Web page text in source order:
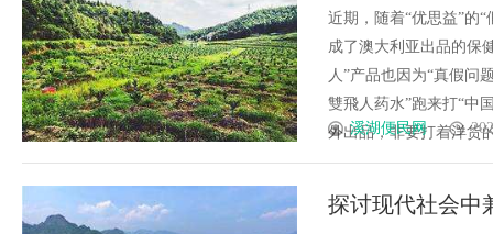
近期，随着“优思益”的
成了澳大利亚出品的保
人”产品也因为“真假问
雙飛人药水”跑来打“中
外出品，非要打着洋货
溪湖便民网
探讨现代社会中